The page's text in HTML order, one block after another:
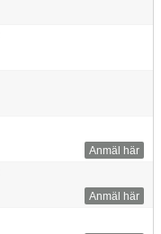
Anmäl här
Anmäl här